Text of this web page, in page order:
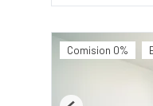
Comision 0%